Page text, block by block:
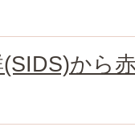
から